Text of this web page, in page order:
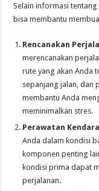
Selain informasi
bisa membantu
Rencanakan
merencanakan
rute yang akan Anda
sepanjang jalan, dan
membantu Anda
meminimalkan stres.
Perawatan
Anda dalam kondisi
komponen penting
kondisi prima dapat
perjalanan.